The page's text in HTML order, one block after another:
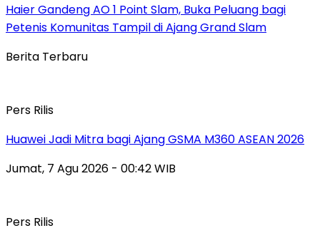
Haier Gandeng AO 1 Point Slam, Buka Peluang bagi
Petenis Komunitas Tampil di Ajang Grand Slam
Berita Terbaru
Pers Rilis
Huawei Jadi Mitra bagi Ajang GSMA M360 ASEAN 2026
Jumat, 7 Agu 2026 - 00:42 WIB
Pers Rilis